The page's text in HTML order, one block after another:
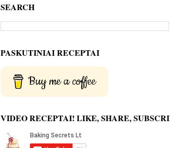
SEARCH
PASKUTINIAI RECEPTAI
Buy me a coffee
VIDEO RECEPTAI! LIKE, SHARE,